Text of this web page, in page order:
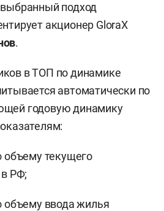
подход
акционер GloraX
.
в ТОП по динамике
автоматически по
годовую динамику
объему текущего
в РФ;
объему ввода жилья